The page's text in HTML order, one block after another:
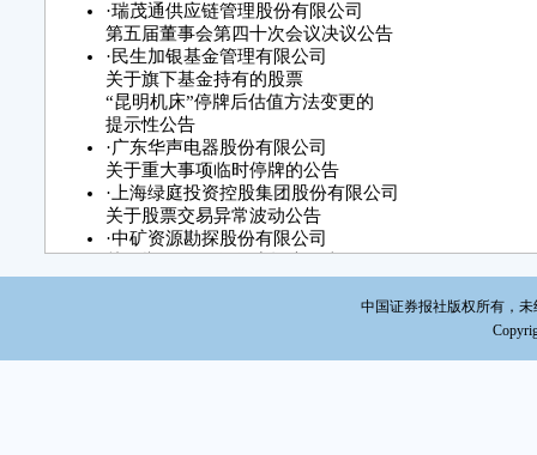
·瑞茂通供应链管理股份有限公司
第五届董事会第四十次会议决议公告
·民生加银基金管理有限公司
关于旗下基金持有的股票
“昆明机床”停牌后估值方法变更的
提示性公告
·广东华声电器股份有限公司
关于重大事项临时停牌的公告
· 上海绿庭投资控股集团股份有限公司
关于股票交易异常波动公告
·中矿资源勘探股份有限公司
中国证券报社版权所有，未